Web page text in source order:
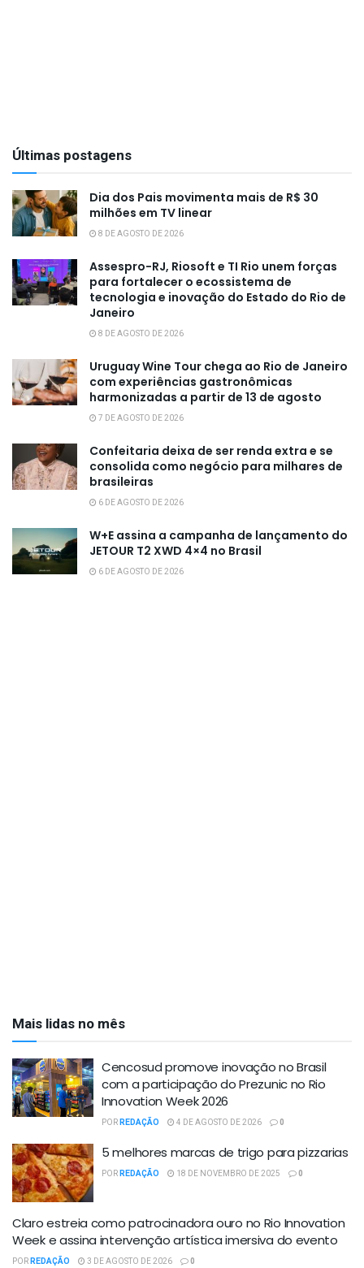
Últimas postagens
Dia dos Pais movimenta mais de R$ 30
milhões em TV linear
8 DE AGOSTO DE 2026
Assespro-RJ, Riosoft e TI Rio unem forças
para fortalecer o ecossistema de
tecnologia e inovação do Estado do Rio de
Janeiro
8 DE AGOSTO DE 2026
Uruguay Wine Tour chega ao Rio de Janeiro
com experiências gastronômicas
harmonizadas a partir de 13 de agosto
7 DE AGOSTO DE 2026
Confeitaria deixa de ser renda extra e se
consolida como negócio para milhares de
brasileiras
6 DE AGOSTO DE 2026
W+E assina a campanha de lançamento do
JETOUR T2 XWD 4×4 no Brasil
6 DE AGOSTO DE 2026
Mais lidas no mês
Cencosud promove inovação no Brasil
com a participação do Prezunic no Rio
Innovation Week 2026
PORREDAÇÃO 4 DE AGOSTO DE 2026 0
5 melhores marcas de trigo para pizzarias
PORREDAÇÃO 18 DE NOVEMBRO DE 2025 0
Claro estreia como patrocinadora ouro no Rio Innovation
Week e assina intervenção artística imersiva do evento
PORREDAÇÃO 3 DE AGOSTO DE 2026 0